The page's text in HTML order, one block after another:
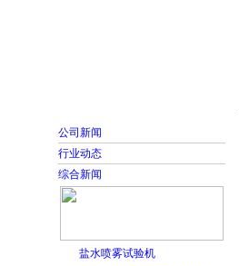
公司新闻
行业动态
综合新闻
盐水喷雾试验机